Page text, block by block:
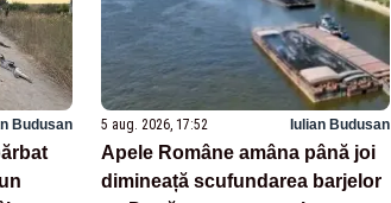
Budusan 5 aug. 2026, 17:52 Iulian Budusan
Apele Române amâna până joi
dimineață scufundarea barjelor